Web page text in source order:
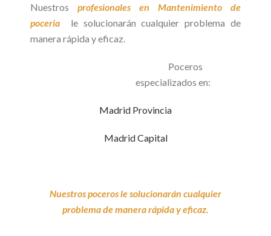
Nuestros profesionales en Mantenimiento de
poceria le solucionarán cualquier problema de
manera rápida y eficaz.
Poceros
especializados en:
Madrid Provincia
Madrid Capital
Nuestros poceros le solucionarán cualquier
problema de manera rápida y eficaz.